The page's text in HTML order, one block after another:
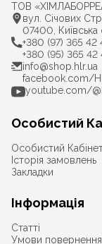
ТОВ
вул. Січових
07400, Київська
+380 (97) 365 42
+380 (95) 365 42
info@shop.hlr.ua
facebook.com/
youtube.com/
Особистий
Особистий
Історія замовлень
Закладки
Інформація
Статті
Умови